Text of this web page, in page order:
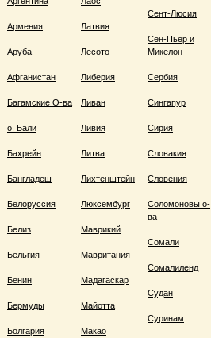
Армения
Аруба
Афганистан
Багамские О-ва
о. Бали
Бахрейн
Бангладеш
Белоруссия
Белиз
Бельгия
Бенин
Бермуды
Болгария
Латвия
Лесото
Либерия
Ливан
Ливия
Литва
Лихтенштейн
Люксембург
Маврикий
Мавритания
Мадагаскар
Майотта
Макао
Сент-Люсия
Сен-Пьер и
Микелон
Сербия
Сингапур
Сирия
Словакия
Словения
Соломоновы о-
ва
Сомали
Сомалиленд
Судан
Суринам